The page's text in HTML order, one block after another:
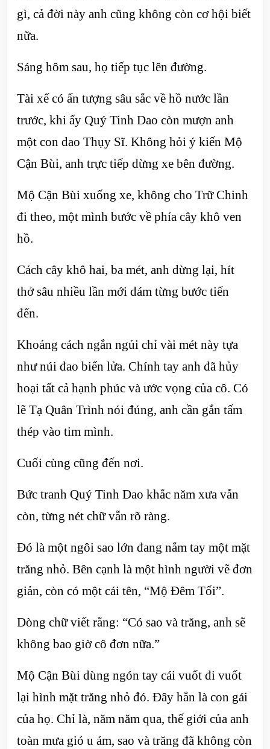
gì, cả đời này anh cũng không còn cơ hội biết
nữa.
Sáng hôm sau, họ tiếp tục lên đường.
Tài xế có ấn tượng sâu sắc về hồ nước lần
trước, khi ấy Quý Tinh Dao còn mượn anh
một con dao Thụy Sĩ. Không hỏi ý kiến Mộ
Cận Bùi, anh trực tiếp dừng xe bên đường.
Mộ Cận Bùi xuống xe, không cho Trữ Chinh
đi theo, một mình bước về phía cây khô ven
hồ.
Cách cây khô hai, ba mét, anh dừng lại, hít
thở sâu nhiều lần mới dám từng bước tiến
đến.
Khoảng cách ngắn ngủi chỉ vài mét này tựa
như núi đao biển lửa. Chính tay anh đã hủy
hoại tất cả hạnh phúc và ước vọng của cô. Có
lẽ Tạ Quân Trình nói đúng, anh cần gắn tấm
thép vào tim mình.
Cuối cùng cũng đến nơi.
Bức tranh Quý Tinh Dao khắc năm xưa vẫn
còn, từng nét chữ vẫn rõ ràng.
Đó là một ngôi sao lớn đang nắm tay một mặt
trăng nhỏ. Bên cạnh là một hình người vẽ đơn
giản, còn có một cái tên, “Mộ Đêm Tối”.
Dòng chữ viết rằng: “Có sao và trăng, anh sẽ
không bao giờ cô đơn nữa.”
Mộ Cận Bùi dùng ngón tay cái vuốt đi vuốt
lại hình mặt trăng nhỏ đó. Đây hẳn là con gái
của họ. Chỉ là, năm năm qua, thế giới của anh
toàn mưa gió u ám, sao và trăng đã không còn